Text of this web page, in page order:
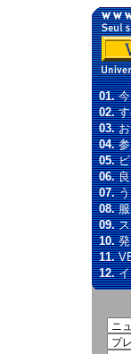
01.
02.
03.
04.
05.
06.
07.
08.
09.
10.
11.
12.